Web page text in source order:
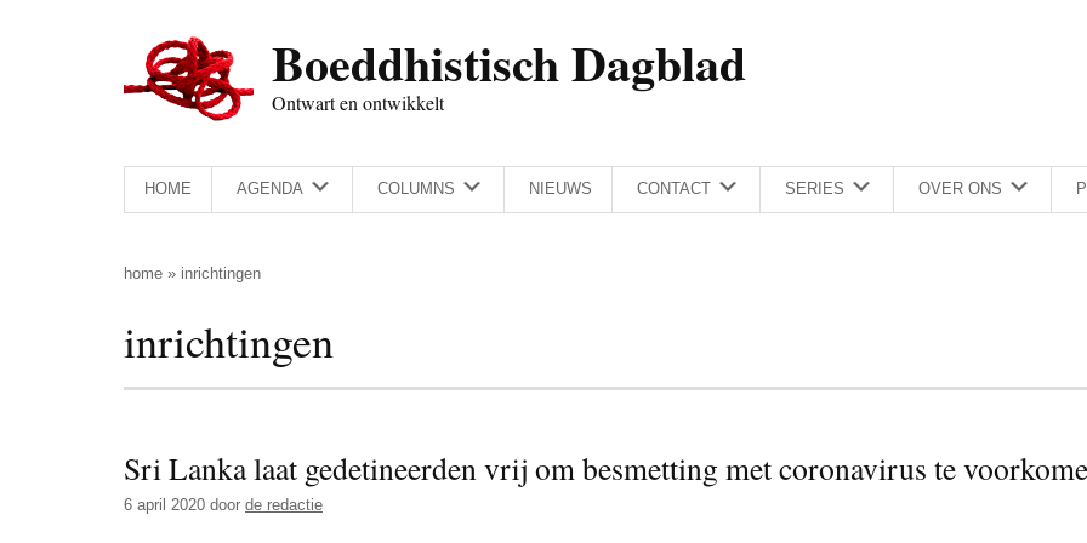
Boeddhistisch Dagblad
Ontwart en ontwikkelt
HOME AGENDA COLUMNS NIEUWS CONTACT SERIES OVER ONS
home » inrichtingen
inrichtingen
Sri Lanka laat gedetineerden vrij om besmetting met coronavirus te
6 april 2020 door de redactie